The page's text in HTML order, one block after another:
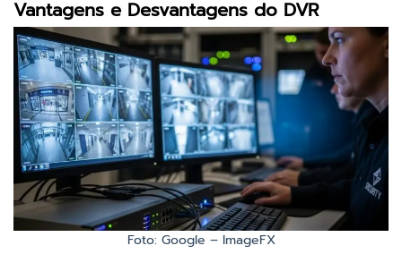
Vantagens e Desvantagens do DVR
Foto: Google – ImageFX